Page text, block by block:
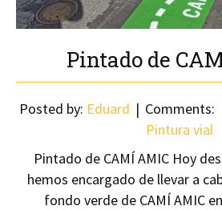
Pintado de
Posted by: Eduard Comments:
Pintura vial
Pintado de CAMÍ AMIC Hoy
hemos encargado de llevar a
fondo verde de CAMÍ AMIC